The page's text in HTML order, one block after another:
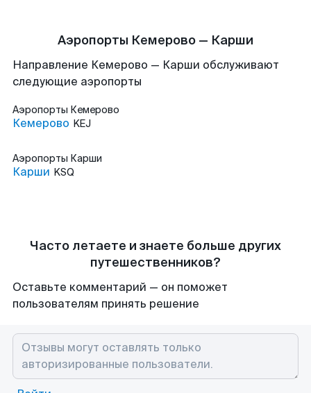
Аэропорты Кемерово — Карши
Направление Кемерово — Карши обслуживают
следующие аэропорты
Аэропорты Кемерово
Кемерово KEJ
Аэропорты Карши
Карши KSQ
Часто летаете и знаете больше других
путешественников?
Оставьте комментарий — он поможет
пользователям принять решение